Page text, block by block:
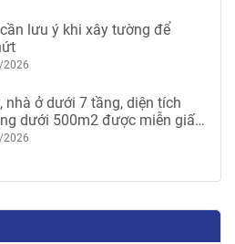
lưu ý khi xây tường để
nhà ở dưới 7 tầng, diện tích
dưới 500m2 được miễn giấy
dựng
2026